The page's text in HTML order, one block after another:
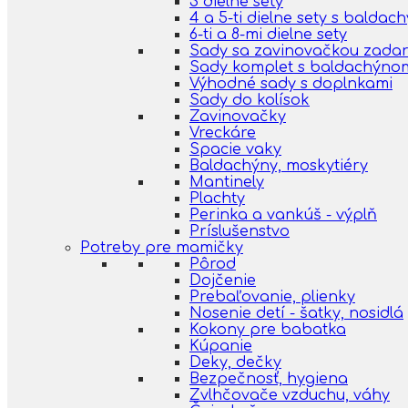
4 a 5-ti dielne sety s
6-ti a 8-mi dielne sety
Sady sa zavinovačkou
Sady komplet s
Výhodné sady s doplnkami
Sady do kolísok
Zavinovačky
Vreckáre
Spacie vaky
Baldachýny, moskytiéry
Mantinely
Plachty
Perinka a vankúš - výplň
Príslušenstvo
Potreby pre mamičky
Pôrod
Dojčenie
Prebaľovanie, plienky
Nosenie detí - šatky, nosidlá
Kokony pre babatka
Kúpanie
Deky, dečky
Bezpečnosť, hygiena
Zvlhčovače vzduchu, váhy